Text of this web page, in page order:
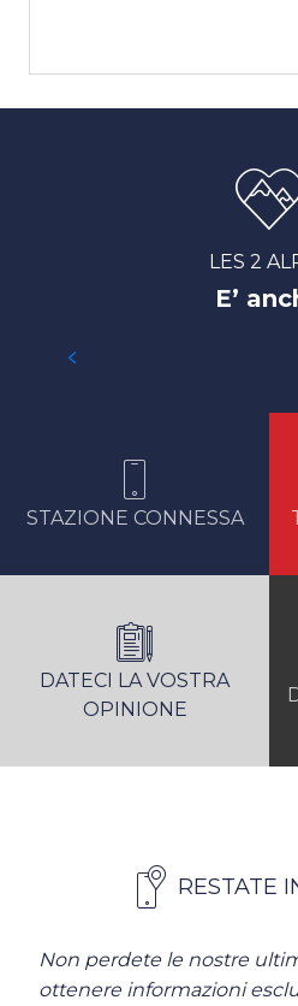
LES 2
E’
STAZIONE CONNESSA
DATECI LA VOSTRA
OPINIONE
RESTATE
Non perdete le nostre
ottenere informazioni